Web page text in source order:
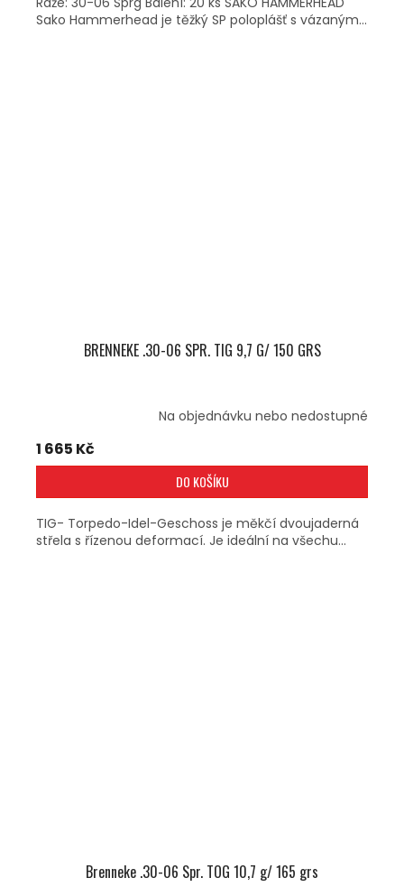
Sako Hammerhead je těžký SP poloplášť s vázaným...
BRENNEKE .30-06 SPR. TIG 9,7 G/ 150 GRS
Na objednávku nebo nedostupné
1 665 Kč
DO KOŠÍKU
TIG- Torpedo-Idel-Geschoss je měkčí dvoujaderná
střela s řízenou deformací. Je ideální na všechu...
Brenneke .30-06 Spr. TOG 10,7 g/ 165 grs